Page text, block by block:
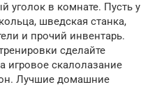
уголок в комнате. Пусть у
шведская станка,
и прочий инвентарь.
сделайте
игровое скалолазание
Лучшие домашние